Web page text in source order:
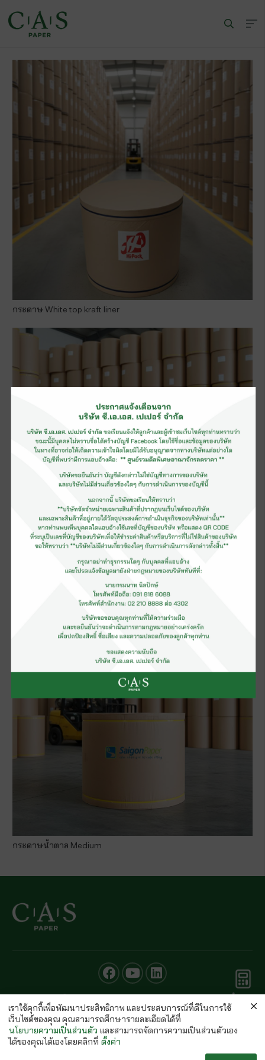
กระดาษ White top kraft liner
กระดาษน้ำตาล Medium
© CAS PAPER All rights Reserved
นโยบายคุ้มครองข้อมูลส่วนบุคคลของ (C.A.S. Privacy Policy)
พนักงานบริษัท
คำนวณ
กระดาษ
เราใช้คุกกี้เพื่อพัฒนาประสิทธิภาพ และประสบการณ์ที่ดีในการใช้
เว็บไซต์ของคุณ คุณสามารถศึกษารายละเอียดได้ที่
นโยบายความเป็นส่วนตัว และสามารถจัดการความเป็นส่วนตัวเอง
ได้ของคุณได้เองโดยคลิกที่ ตั้งค่า